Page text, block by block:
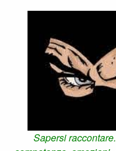
Sapersi